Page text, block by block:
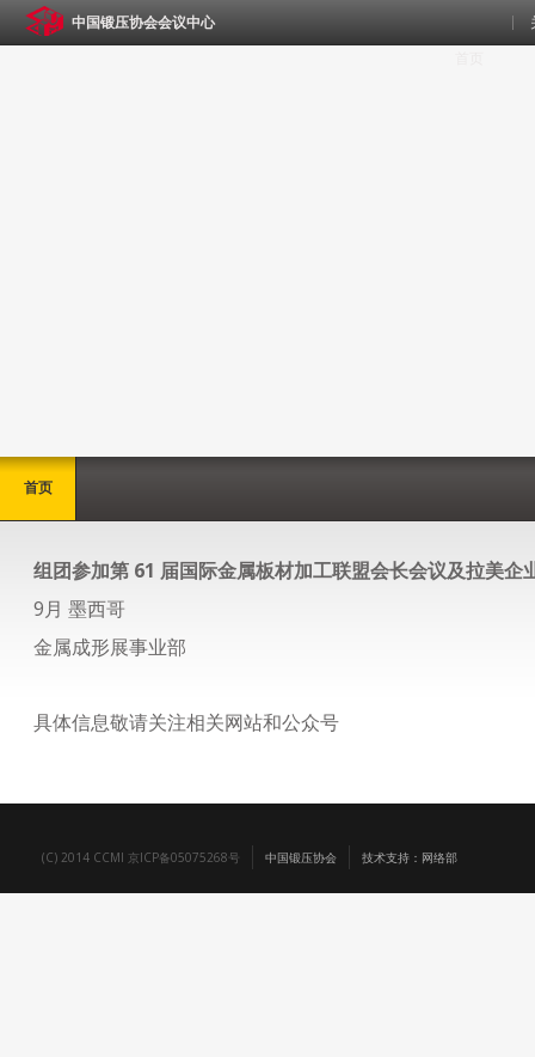
中国锻压协会会议中心
首页
组团参加第 61 届国际金属板材加工联盟会长会议及拉美企
9月 墨西哥
金属成形展事业部
具体信息敬请关注相关网站和公众号
(C) 2014 CCMI 京ICP备05075268号 中国锻压协会 技术支持：网络部